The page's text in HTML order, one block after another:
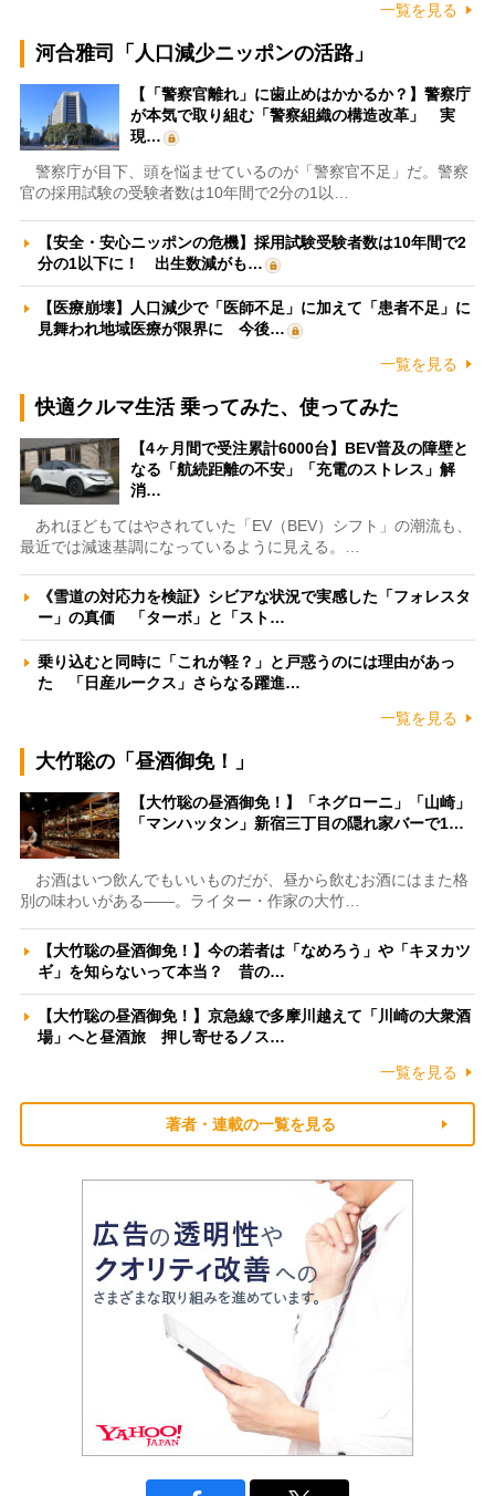
一覧を見る
河合雅司「人口減少ニッポンの活路」
【「警察官離れ」に歯止めはかかるか？】警察庁
が本気で取り組む「警察組織の構造改革」 実
現…
警察庁が目下、頭を悩ませているのが「警察官不足」だ。警察
官の採用試験の受験者数は10年間で2分の1以…
【安全・安心ニッポンの危機】採用試験受験者数は10年間で2
分の1以下に！ 出生数減がも…
【医療崩壊】人口減少で「医師不足」に加えて「患者不足」に
見舞われ地域医療が限界に 今後…
一覧を見る
快適クルマ生活 乗ってみた、使ってみた
【4ヶ月間で受注累計6000台】BEV普及の障壁と
なる「航続距離の不安」「充電のストレス」解
消…
あれほどもてはやされていた「EV（BEV）シフト」の潮流も、
最近では減速基調になっているように見える。…
《雪道の対応力を検証》シビアな状況で実感した「フォレスタ
ー」の真価 「ターボ」と「スト…
乗り込むと同時に「これが軽？」と戸惑うのには理由があっ
た 「日産ルークス」さらなる躍進…
一覧を見る
大竹聡の「昼酒御免！」
【大竹聡の昼酒御免！】「ネグローニ」「山崎」
「マンハッタン」新宿三丁目の隠れ家バーで1…
お酒はいつ飲んでもいいものだが、昼から飲むお酒にはまた格
別の味わいがある――。ライター・作家の大竹…
【大竹聡の昼酒御免！】今の若者は「なめろう」や「キヌカツ
ギ」を知らないって本当？ 昔の…
【大竹聡の昼酒御免！】京急線で多摩川越えて「川崎の大衆酒
場」へと昼酒旅 押し寄せるノス…
一覧を見る
著者・連載の一覧を見る